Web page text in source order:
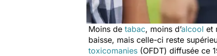
Moins de tabac, moins d’alcool et
baisse, mais celle-ci reste
toxicomanies (OFDT) diffusée ce